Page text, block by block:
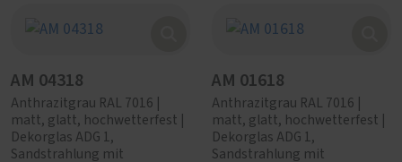
AM 04318
Anthrazitgrau RAL 7016 |
matt, glatt, hochwetterfest |
Dekorglas ADG 1,
Sandstrahlung mit
AM 01618
Anthrazitgrau RAL 7016 |
matt, glatt, hochwetterfest |
Dekorglas ADG 1,
Sandstrahlung mit